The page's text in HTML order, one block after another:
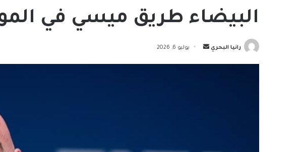
البيضاء طريق ميسي في
رانيا البحري
أرسل يوليو 6, 2026